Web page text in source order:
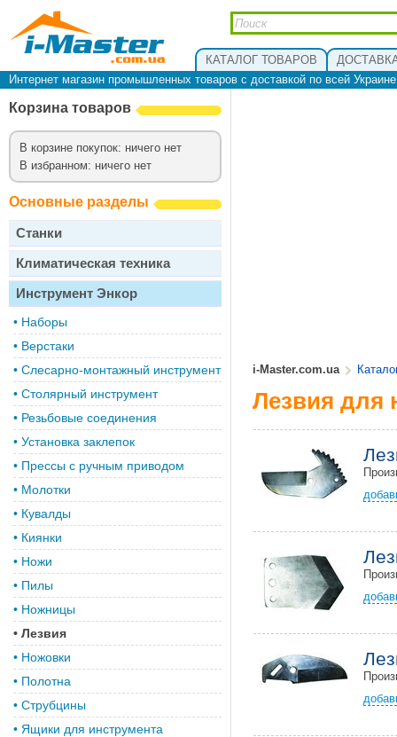
КАТАЛОГ ТОВАРОВ
Интернет магазин промышленных товаров с доставкой по всей
Корзина товаров
В корзине покупок: ничего нет
В избранном: ничего нет
Основные разделы
Станки
Климатическая техника
Инструмент Энкор
• Наборы
• Верстаки
• Слесарно-монтажный инструмент
• Столярный инструмент
• Резьбовые соединения
• Установка заклепок
• Прессы с ручным приводом
• Молотки
• Кувалды
• Киянки
• Ножи
• Пилы
• Ножницы
• Лезвия
• Ножовки
• Полотна
• Струбцины
• Ящики для инструмента
i-Master.com.ua
Лезвия для